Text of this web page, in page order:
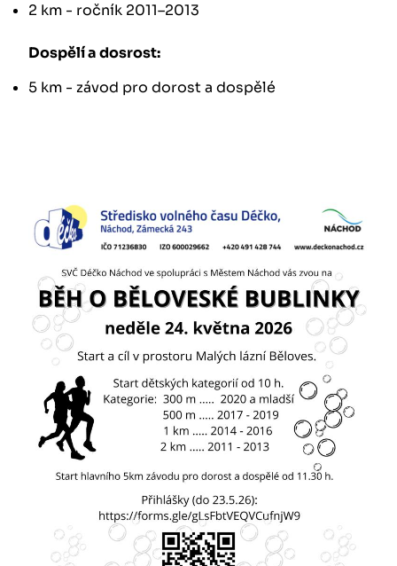
2 km - ročník 2011–2013
Dospělí a dosrost:
5 km - závod pro dorost a dospělé